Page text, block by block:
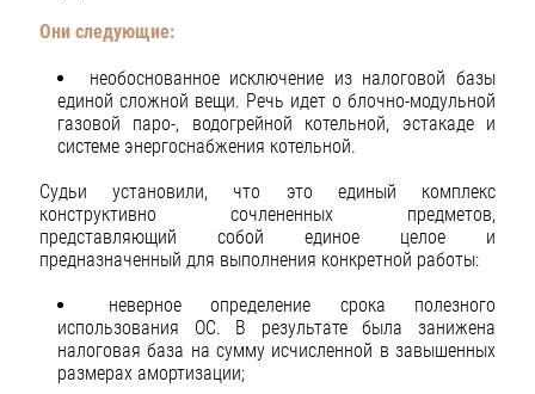
Они следующие:
необоснованное исключение из налоговой базы
единой сложной вещи. Речь идет о блочно-модульной
газовой паро-, водогрейной котельной, эстакаде и
системе энергоснабжения котельной.
Судьи установили, что это единый комплекс
конструктивно сочлененных предметов,
представляющий собой единое целое и
предназначенный для выполнения конкретной работы:
неверное определение срока полезного
использования ОС. В результате была занижена
налоговая база на сумму исчисленной в завышенных
размерах амортизации;